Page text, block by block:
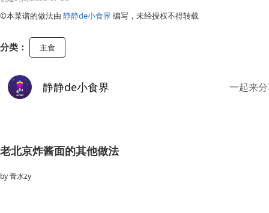
©本菜谱的做法由 静静de小食界 编写，未经授权不得转载
分类： 主食
静静de小食界 一起来
老北京炸酱面的其他做法
by青水zy